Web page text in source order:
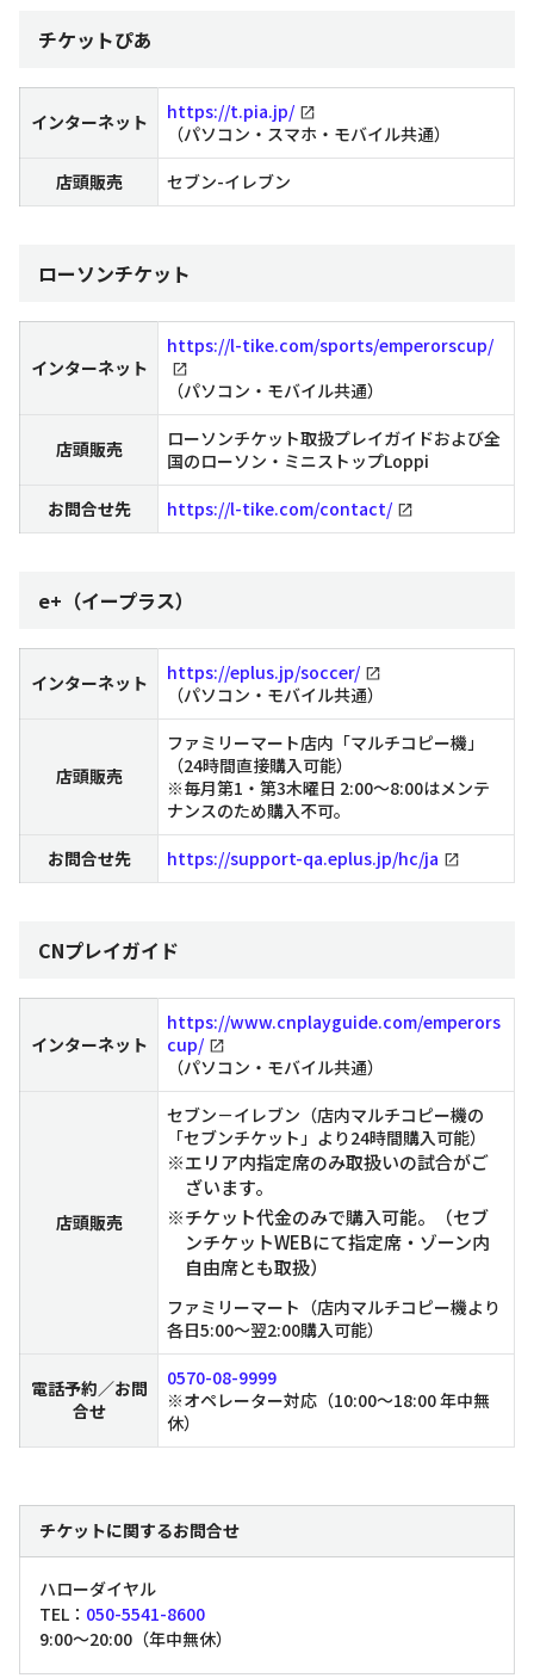
チケットぴあ
インターネット
https://t.pia.jp/
（パソコン・スマホ・モバイル共通）
店頭販売
セブン-イレブン
ローソンチケット
インターネット
https://l-tike.com/sports/emperorscup/
（パソコン・モバイル共通）
店頭販売
ローソンチケット取扱プレイガイドおよび全
国のローソン・ミニストップLoppi
お問合せ先
https://l-tike.com/contact/
e+（イープラス）
インターネット
https://eplus.jp/soccer/
（パソコン・モバイル共通）
店頭販売
ファミリーマート店内「マルチコピー機」
（24時間直接購入可能）
※毎月第1・第3木曜日 2:00～8:00はメンテ
ナンスのため購入不可。
お問合せ先
https://support-qa.eplus.jp/hc/ja
CNプレイガイド
インターネット
https://www.cnplayguide.com/emperors
cup/
（パソコン・モバイル共通）
店頭販売
セブン－イレブン（店内マルチコピー機の
「セブンチケット」より24時間購入可能）
※エリア内指定席のみ取扱いの試合がご
ざいます。
※チケット代金のみで購入可能。（セブ
ンチケットWEBにて指定席・ゾーン内
自由席とも取扱）
ファミリーマート（店内マルチコピー機より
各日5:00～翌2:00購入可能）
電話予約／お問
合せ
0570-08-9999
※オペレーター対応（10:00～18:00 年中無
休）
チケットに関するお問合せ
ハローダイヤル
TEL： 050-5541-8600
9:00～20:00（年中無休）